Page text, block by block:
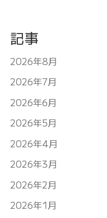
記事
2026年8月
2026年7月
2026年6月
2026年5月
2026年4月
2026年3月
2026年2月
2026年1月